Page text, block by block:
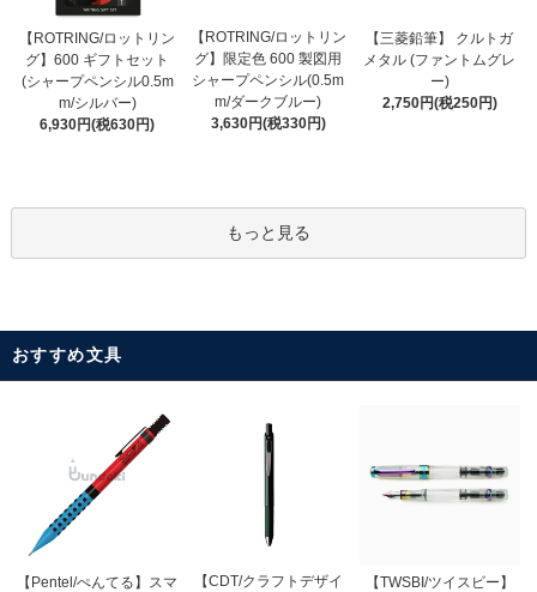
【ROTRING/ロットリン
グ】600 ギフトセット
(シャープペンシル0.5m
m/シルバー)
6,930円(税630円)
【ROTRING/ロットリン
グ】限定色 600 製図用
シャープペンシル(0.5m
m/ダークブルー)
3,630円(税330円)
【三菱鉛筆】 クルトガ
メタル (ファントムグレ
ー)
2,750円(税250円)
もっと見る
おすすめ文具
【Pentel/ぺんてる】スマ
【CDT/クラフトデザイ
【TWSBI/ツイスビー】